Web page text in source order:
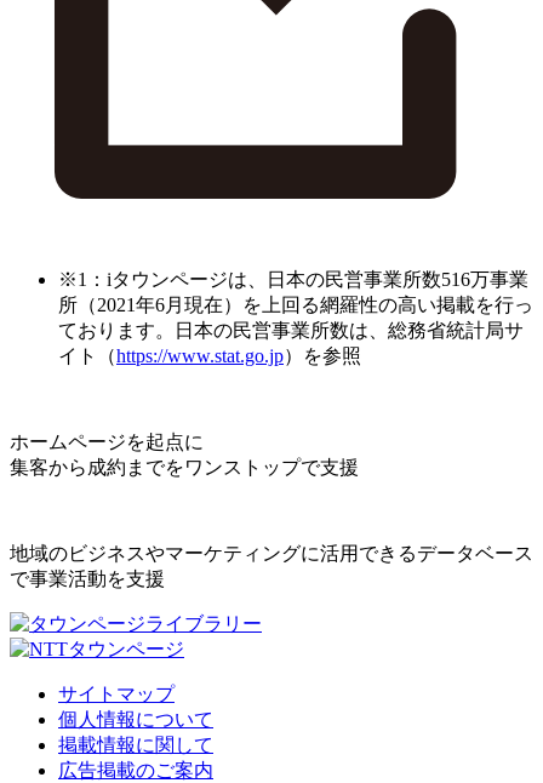
※1：iタウンページは、日本の民営事業所数516万事業
所（2021年6月現在）を上回る網羅性の高い掲載を行っ
ております。日本の民営事業所数は、総務省統計局サ
イト（https://www.stat.go.jp）を参照
ホームページを起点に
集客から成約までをワンストップで支援
地域のビジネスやマーケティングに活用できるデータベース
で事業活動を支援
サイトマップ
個人情報について
掲載情報に関して
広告掲載のご案内